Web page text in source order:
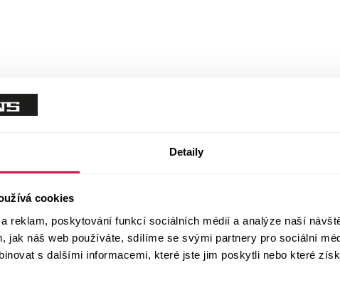
Detaily
cookies
reklam, poskytování funkcí sociálních médií a analýze naší
jak náš web používáte, sdílíme se svými partnery pro sociální
s dalšími informacemi, které jste jim poskytli nebo které